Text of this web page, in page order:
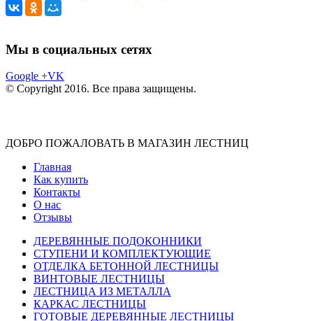
Мы в социальных сетях
Google +VK
© Copyright 2016. Все права защищены.
ДОБРО ПОЖАЛОВАТЬ В МАГАЗИН ЛЕСТНИЦ
Главная
Как купить
Контакты
О нас
Отзывы
ДЕРЕВЯННЫЕ ПОДОКОННИКИ
СТУПЕНИ И КОМПЛЕКТУЮЩИЕ
ОТДЕЛКА БЕТОННОЙ ЛЕСТНИЦЫ
ВИНТОВЫЕ ЛЕСТНИЦЫ
ЛЕСТНИЦА ИЗ МЕТАЛЛА
КАРКАС ЛЕСТНИЦЫ
ГОТОВЫЕ ДЕРЕВЯННЫЕ ЛЕСТНИЦЫ